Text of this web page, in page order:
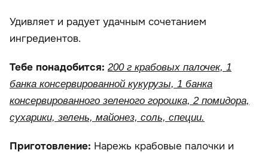
Удивляет и радует удачным сочетанием
ингредиентов.
Тебе понадобится: 200 г крабовых палочек, 1
банка консервированной кукурузы, 1 банка
консервированного зеленого горошка, 2 помидора,
сухарики, зелень, майонез, соль, специи.
Приготовление: Нарежь крабовые палочки и